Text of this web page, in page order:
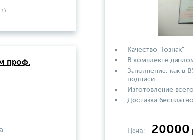
Качество "Гознак"
В комплекте
Заполнение, как в
подписи
Изготовление
Доставка бесплатно
Цена: 20000
проф.